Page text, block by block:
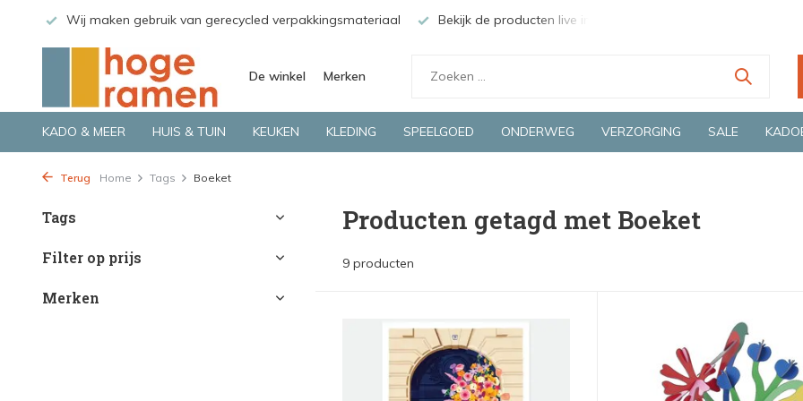
Wij maken gebruik van gerecycled verpakkingsmateriaal Bekijk de producten live in onze winkel in Deventer
De winkel Merken
KADO & MEER HUIS & TUIN KEUKEN KLEDING SPEELGOED ONDERWEG VERZORGING SALE
Terug Home Tags Boeket
Tags
Filter op prijs
Merken
Producten getagd met Boeket
9 producten